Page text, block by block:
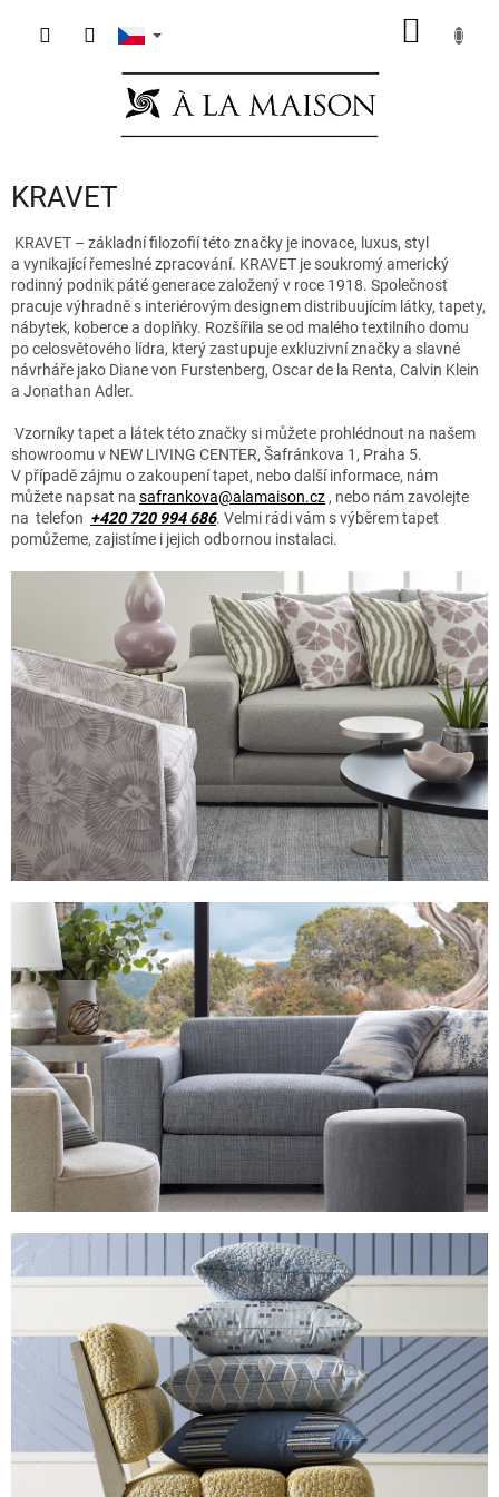
KRAVET
KRAVET – základní filozofií této značky je inovace, luxus, styl
a vynikající řemeslné zpracování. KRAVET je soukromý americký
rodinný podnik páté generace založený v roce 1918. Společnost
pracuje výhradně s interiérovým designem distribuujícím látky, tapety,
nábytek, koberce a doplňky. Rozšířila se od malého textilního domu
po celosvětového lídra, který zastupuje exkluzivní značky a slavné
návrháře jako Diane von Furstenberg, Oscar de la Renta, Calvin Klein
a Jonathan Adler.
Vzorníky tapet a látek této značky si můžete prohlédnout na našem
showroomu v NEW LIVING CENTER, Šafránkova 1, Praha 5.
V případě zájmu o zakoupení tapet, nebo další informace, nám
můžete napsat na safrankova@alamaison.cz , nebo nám zavolejte
na telefon +420 720 994 686. Velmi rádi vám s výběrem tapet
pomůžeme, zajistíme i jejich odbornou instalaci.